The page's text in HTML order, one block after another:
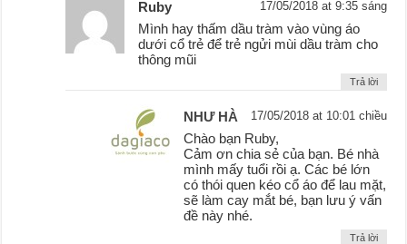
Ruby 17/05/2018 at 9:35 sáng
Mình hay thấm dầu tràm vào vùng áo
dưới cổ trẻ để trẻ ngửi mùi dầu tràm cho
thông mũi
Trả lời
NHƯ HÀ 17/05/2018 at 10:01 chiều
Chào bạn Ruby,
Cảm ơn chia sẻ của bạn. Bé nhà
mình mấy tuổi rồi ạ. Các bé lớn
có thói quen kéo cổ áo để lau mặt,
sẽ làm cay mắt bé, bạn lưu ý vấn
đề này nhé.
Trả lời